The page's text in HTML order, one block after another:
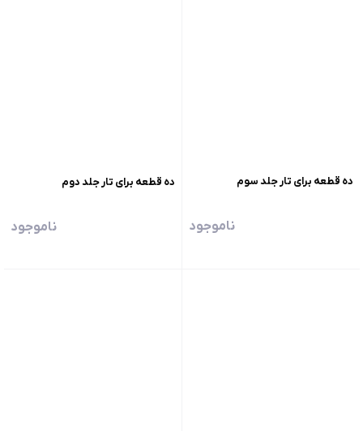
ده قطعه برای تار جلد سوم
ناموجود
ده قطعه برای تار جلد دوم
ناموجود